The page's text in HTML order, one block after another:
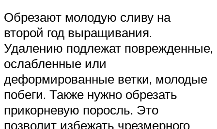
Обрезают молодую сливу на
второй год выращивания.
Удалению подлежат поврежденные,
ослабленные или
деформированные ветки, молодые
побеги. Также нужно обрезать
прикорневую поросль. Это
позволит избежать чрезмерного